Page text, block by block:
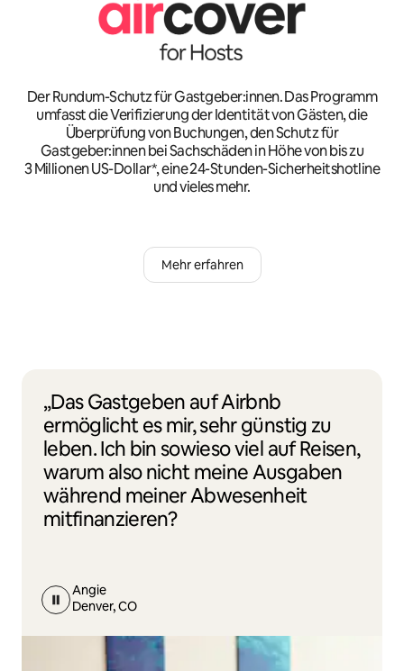
Der Rundum-Schutz für Gastgeber:innen. Das Programm
umfasst die Verifizierung der Identität von Gästen, die
Überprüfung von Buchungen, den Schutz für
Gastgeber:innen bei Sachschäden in Höhe von bis zu
3 Millionen US-Dollar*, eine 24-Stunden-Sicherheitshotline
und vieles mehr.
Mehr erfahren
„Das Gastgeben auf Airbnb
ermöglicht es mir, sehr günstig zu
leben. Ich bin sowieso viel auf Reisen,
warum also nicht meine Ausgaben
während meiner Abwesenheit
mitfinanzieren?
Angie
Denver, CO